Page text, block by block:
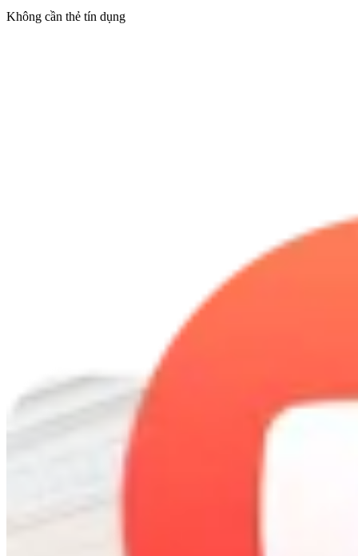
Không cần thẻ tín dụng